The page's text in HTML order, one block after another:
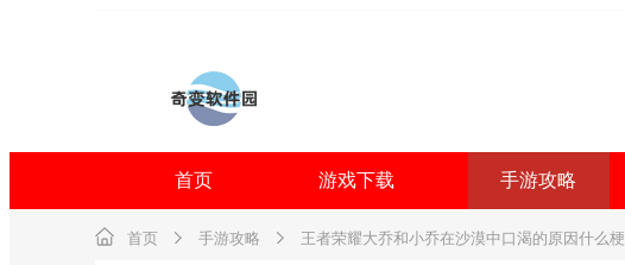
首页 游戏下载 手游攻略
首页 手游攻略 王者荣耀大乔和小乔在沙漠中口渴的原因什么梗